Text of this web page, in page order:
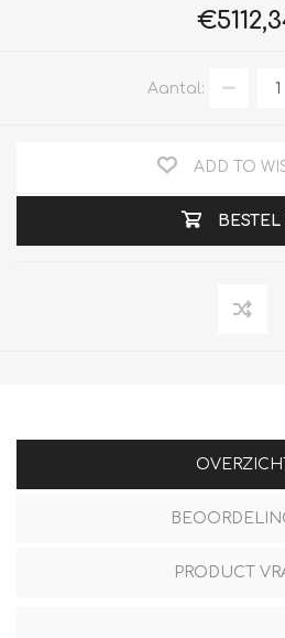
Aantal:
ADD TO
BESTEL
PRODUCT